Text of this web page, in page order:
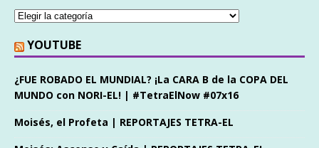
YOUTUBE
¿FUE ROBADO EL MUNDIAL? ¡La CARA B de la COPA DEL
MUNDO con NORI-EL! | #TetraElNow #07x16
Moisés, el Profeta | REPORTAJES TETRA-EL